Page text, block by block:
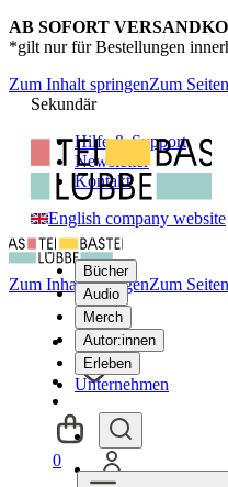
AB SOFORT
*gilt nur für Bestellungen
Zum Inhalt springenZum
Sekundär
Hilfe & Support
Newsletter
Kontakt
English company website
Bücher
Audio
Merch
Autor:innen
Erleben
Unternehmen
Zum Inhalt springenZum
0